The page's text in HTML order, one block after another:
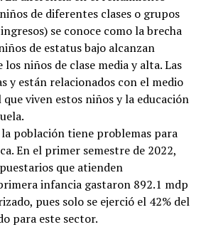
de diferentes clases o grupos
se conoce como la brecha
de estatus bajo alcanzan
los niños de clase media y alta. Las
y están relacionados con el medio
viven estos niños y la educación
población tiene problemas para
En el primer semestre de 2022,
que atienden
infancia gastaron 892.1 mdp
pues solo se ejerció el 42% del
para este sector.